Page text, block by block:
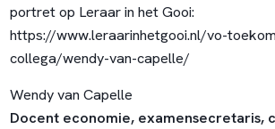
portret op Leraar in het Gooi:
https://www.leraarinhetgooi.nl/vo-
collega/wendy-van-capelle/
Wendy van Capelle
Docent economie, examensecretaris,